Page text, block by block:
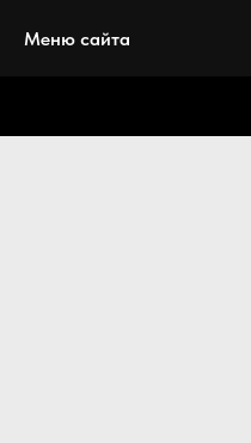
Меню сайта